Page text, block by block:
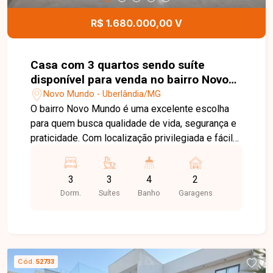
para viver com conforto, sofisticação e
R$ 1.680.000,00 V
Casa com 3 quartos sendo suíte
disponível para venda no bairro Novo
Mundo em Uberlândia-MG
Novo Mundo - Uberlândia/MG
O bairro Novo Mundo é uma excelente escolha
para quem busca qualidade de vida, segurança e
praticidade. Com localização privilegiada e fácil
oferece infraestrutura completa, além de
proporcionar tranquilidade e conforto para toda a
família. Sala ampla com pé-direito duplo, 3 suítes,
cobertas. Casa térrea de alto padrão com 175 m²
de área construída em terreno de 294 m²,
3
Dorm.
3
Suítes
4
Banho
2
Garagens
Cód. 52733